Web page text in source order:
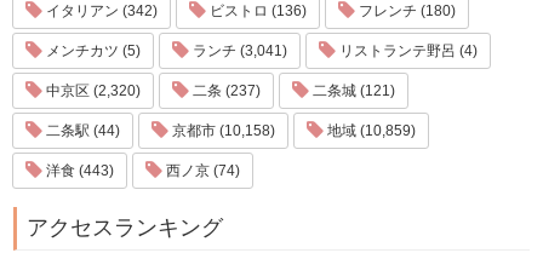
イタリアン (342) ビストロ (136) フレンチ (180)
メンチカツ (5) ランチ (3,041) リストランテ野呂 (4)
中京区 (2,320) 二条 (237) 二条城 (121)
二条駅 (44) 京都市 (10,158) 地域 (10,859)
洋食 (443) 西ノ京 (74)
アクセスランキング